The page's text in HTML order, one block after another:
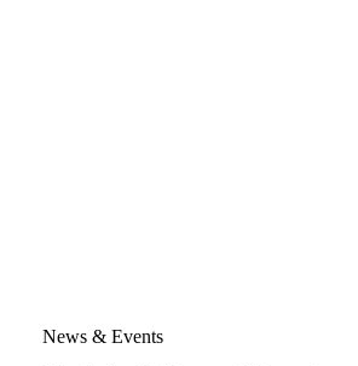
News & Events